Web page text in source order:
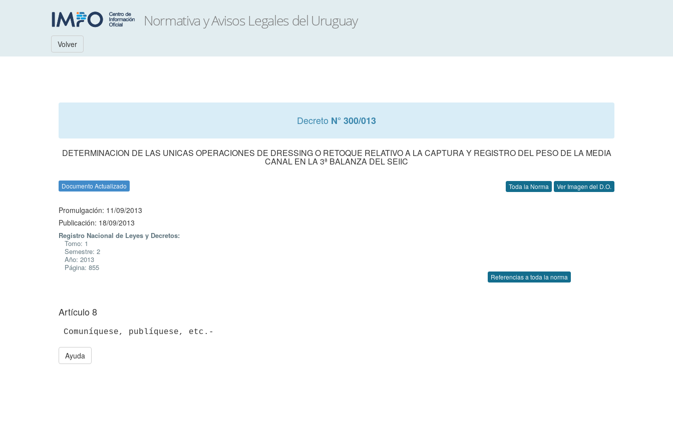
Volver
Decreto N° 300/013
DETERMINACION DE LAS UNICAS OPERACIONES DE DRESSING O RETOQUE RELATIVO A LA CAPTURA Y REGISTRO DEL PESO DE LA MEDIA
CANAL EN LA 3ª BALANZA DEL SEIIC
Documento Actualizado Toda la Norma Ver Imagen del D.O.
Promulgación: 11/09/2013
Publicación: 18/09/2013
Registro Nacional de Leyes y Decretos:
Tomo: 1
Semestre: 2
Año: 2013
Página: 855
Referencias a toda la norma
Artículo 8
Ayuda